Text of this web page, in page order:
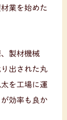
業を始めた
製材機械
出された丸
を工場に運
効率も良か